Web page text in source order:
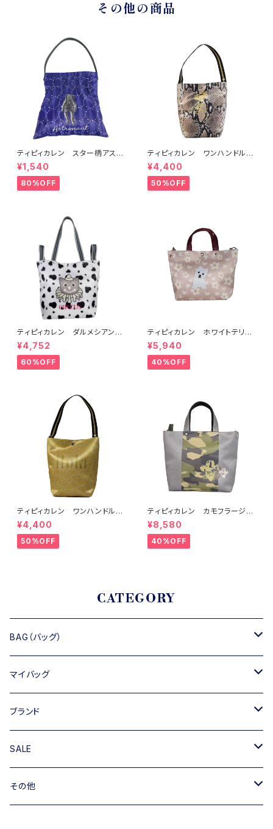
その他の商品
ティピィカレン スター柄アスト
ロクラウンプリントタックワンシ
ョルダーバッグ
¥1,540
80%OFF
ティピィカレン ワンハンドルホ
ヌスネーク2WAYバゲットバッグ
¥4,400
50%OFF
ティピィカレン ダルメシアンダ
ブルハンドルビッグトートバッグ
¥4,752
60%OFF
ティピィカレン ホワイトテリア
2WAYミニトートバッグ
¥5,940
40%OFF
ティピィカレン ワンハンドルホ
ースゴールド2WAYバゲットバッ
グ
¥4,400
50%OFF
ティピィカレン カモフラージュ
柄スクエア2WAYバッグ
¥8,580
40%OFF
CATEGORY
BAG（バッグ）
トートバッグ
ショルダーバッグ
ハンドバッグ
ミニバッグ・クラッチバッグ
マイバッグ
キャンバス
ブランド
TIPICURREN
M rose
SALE
バッグ
その他